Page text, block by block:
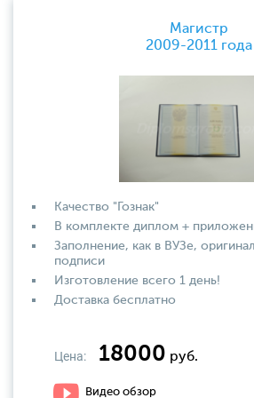
Магистр
2009-2011 года
Качество "Гознак"
В комплекте диплом +
Заполнение, как в ВУЗе,
подписи
Изготовление всего 1 день!
Доставка бесплатно
Цена: 18000 руб.
Видео обзор